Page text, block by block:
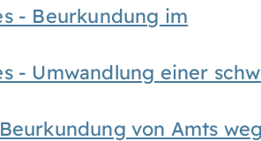
- Beurkundung im
- Umwandlung einer
von Amts